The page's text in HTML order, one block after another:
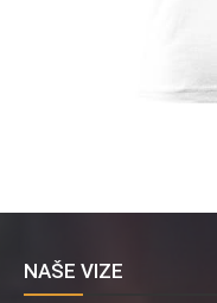
NAŠE VIZE